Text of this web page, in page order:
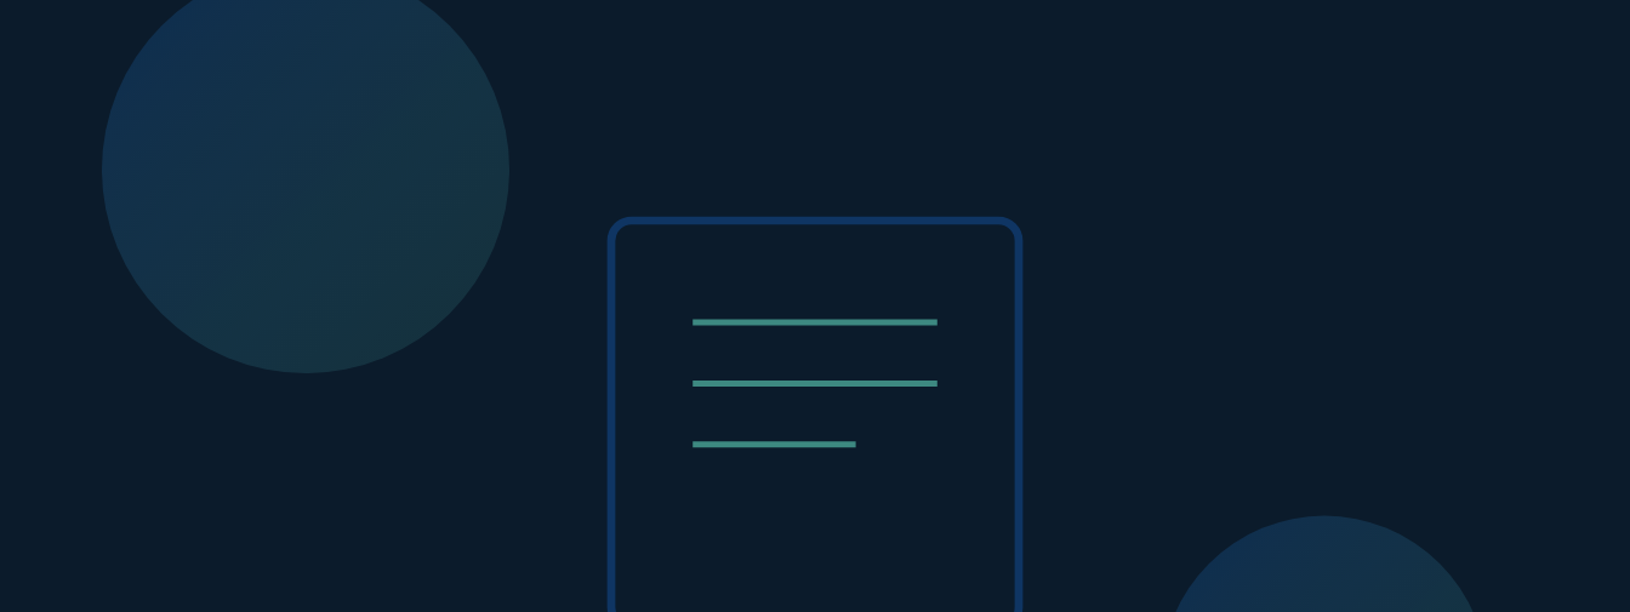
등 핵심적인 어깨 운동들을 제자리에서 모두 수행할 수 있어, 좁은 원룸이나 자취방에서도 전문적인 상체 관리가 가능합니다. 이는 바쁜 일정과 제한된 공간이라는 현실적 제약을 가진 예비 신부들에게 최
가성비 운동
뷰릿 가벼운 덤벨과 함께하는 정교한 근육 디자인
여성스러운 라인을 만들고 싶어 하는 많은 이들이 덤벨 운동을 망설이는 이유는 '근육이 너무 커지지 않을까' 하는 우려 때문입니다. 하지만 이는 덤벨의 무게와 운동 방식에 대한 오해에서 비롯된 것입니
다. 뷰릿이 제안하는
장을 준다면, 가벼운 덤벨은 특정 범위에서 정교한 자극을 전달하여 근육의 모양을 다듬는 역할을 합니다.
왜 '가벼운' 덤벨이 중요한가?
은 목표 근육에만 집중하여 고립 운동을 수행하기에 가장 적합한 무게입니다. 높은 반복 횟수로 운동을 수행하면 근지구력이 향상되